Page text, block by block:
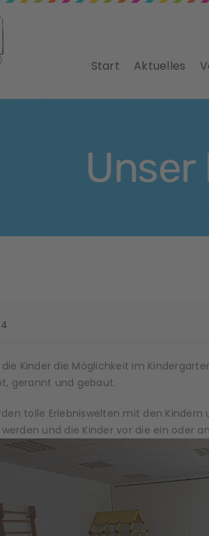
Start Aktuelles
Kinder die Möglichkeit im
gerannt und gebaut.
tolle Erlebniswelten mit den Kindern
und die Kinder vor die ein oder